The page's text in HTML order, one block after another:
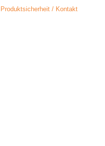
Produktsicherheit / Kontakt